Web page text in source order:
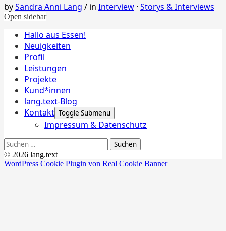
bySandra Anni Lang / in Interview · Storys & Interviews
Open sidebar
Hallo aus Essen!
Neuigkeiten
Profil
Leistungen
Projekte
Kund*innen
lang.text-Blog
Kontakt Toggle Submenu
Impressum & Datenschutz
Suchen
nach:
© 2026 lang.text
WordPress Cookie Plugin von Real Cookie Banner